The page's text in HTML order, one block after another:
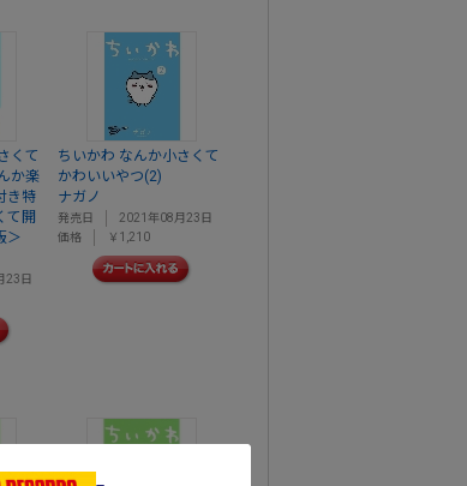
くて
か楽
き特
て開
＞
23日
ちいかわ なんか小さくて
かわいいやつ(2)
ナガノ
発売日
2021年08月23日
価格
￥1,210